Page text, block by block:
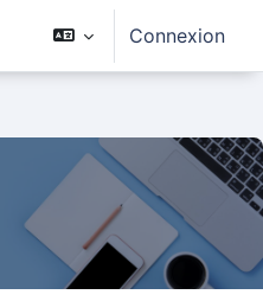
Connexion